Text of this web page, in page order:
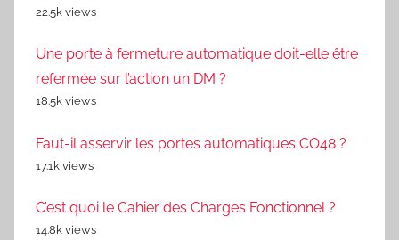
22.5k views
Une porte à fermeture automatique doit-elle être
refermée sur l’action un DM ?
18.5k views
Faut-il asservir les portes automatiques CO48 ?
17.1k views
C’est quoi le Cahier des Charges Fonctionnel ?
14.8k views